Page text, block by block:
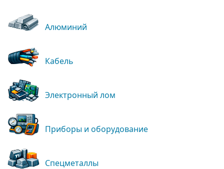
Алюминий
Кабель
Электронный лом
Приборы и оборудование
Спецметаллы